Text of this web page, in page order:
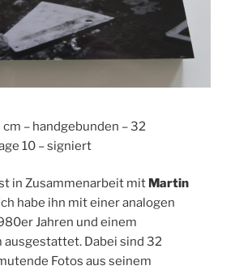
cm – handgebunden – 32
10 – signiert
in Zusammenarbeit mit Martin
habe ihn mit einer analogen
Jahren und einem
ausgestattet. Dabei sind 32
Fotos aus seinem